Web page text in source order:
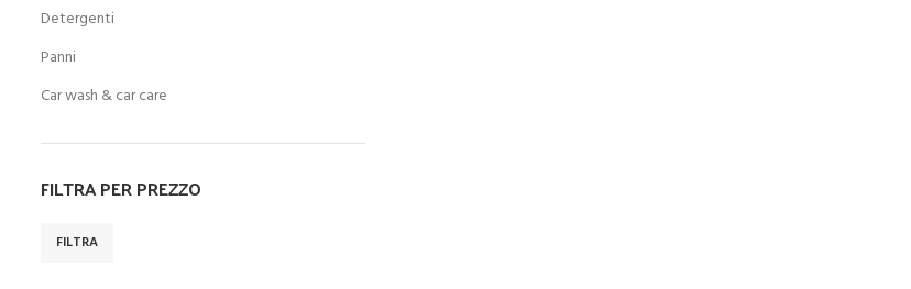
Detergenti
Panni
Car wash & car care
FILTRA PER PREZZO
Prezzo Min
Prezzo Max
FILTRA